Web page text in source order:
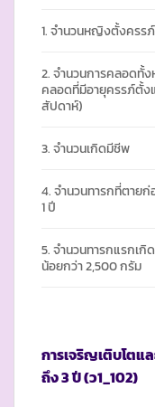
1. จำนวนหญิงตั้งครร
2. จำนวนการคลอดทั้
คลอดที่มีอายุครรภ์ตั้ง
สัปดาห์)
3. จำนวนเกิดมีชีพ
4. จำนวนทารกที่ตาย
1 ปี
5. จำนวนทารกแรกเกิ
น้อยกว่า 2,500 กรัม
การเจริญเติบโตแ
ถึง3 ปี (ว1_102)